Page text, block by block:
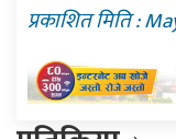
प्रकाशित मिति :